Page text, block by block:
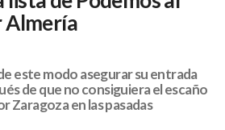
Almería
este modo asegurar su entrada
de que no consiguiera el escaño
Zaragoza en las pasadas